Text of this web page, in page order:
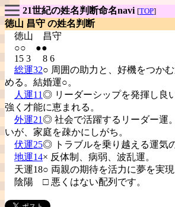
21世紀の姓名判断命名navi [TOP]
徳山 昌守 の姓名判断
徳山
昌守
○○ ●●
15 3 8 6
総運32○ 周囲の助力と、好機をつか
める。結婚運○。
人運11◎ リーダーシップを発揮し良
強く才能に恵まれる。
外運21◎ 社会で活躍するリーダー運
いが、家庭を疎かにしがち。
伏運25◎ トラブルを乗り越える運気
地運14× 反体制、病弱、波乱運。
天運18○ 両親の期待を活力に夢を実現
陰陽 □ 悪くはない配列です。